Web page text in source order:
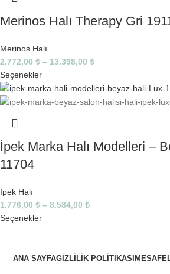
Merinos Halı Therapy Gri
Merinos Halı
2.772,00 ₺ – 13.398,00 ₺
Seçenekler
İpek Marka Halı Modelleri –
11704
İpek Halı
1.776,00 ₺ – 8.584,00 ₺
Seçenekler
ANA SAYFAGIZLILIK POLITIKASI